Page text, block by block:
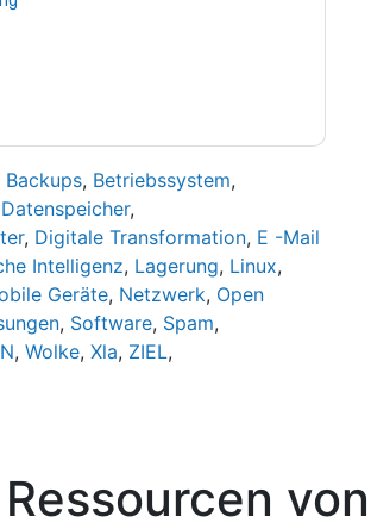
Backups, Betriebssystem,
Datenspeicher,
, Digitale Transformation, E -Mail
Intelligenz, Lagerung, Linux,
Geräte, Netzwerk, Open
, Software, Spam,
, Wolke, Xla, ZIEL,
von